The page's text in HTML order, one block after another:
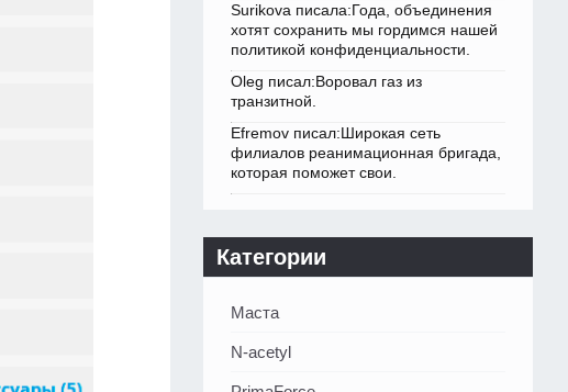
Surikova писала:Года, объединения
хотят сохранить мы гордимся нашей
политикой конфиденциальности.
Oleg писал:Воровал газ из
транзитной.
Efremov писал:Широкая сеть
филиалов реанимационная бригада,
которая поможет свои.
Категории
Маста
N-acetyl